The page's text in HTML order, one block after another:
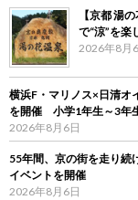
【京都 湯
で“涼”を楽
2026年8月
横浜F・マリノス×日清オ
を開催 小学1年生～3年
2026年8月6日
55年間、京の街を走り
イベントを開催
2026年8月6日